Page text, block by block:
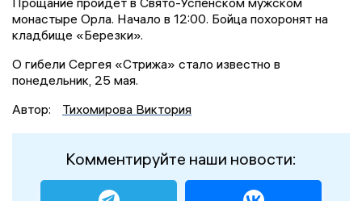
монастыре Орла. Начало в 12:00. Бойца похоронят на
кладбище «Березки».
О гибели Сергея «Стрижа» стало известно в
понедельник, 25 мая.
Автор:
Тихомирова Виктория
Комментируйте наши новости: